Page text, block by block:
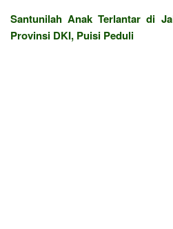
Santunilah Anak Terlantar di
Provinsi DKI, Puisi Peduli